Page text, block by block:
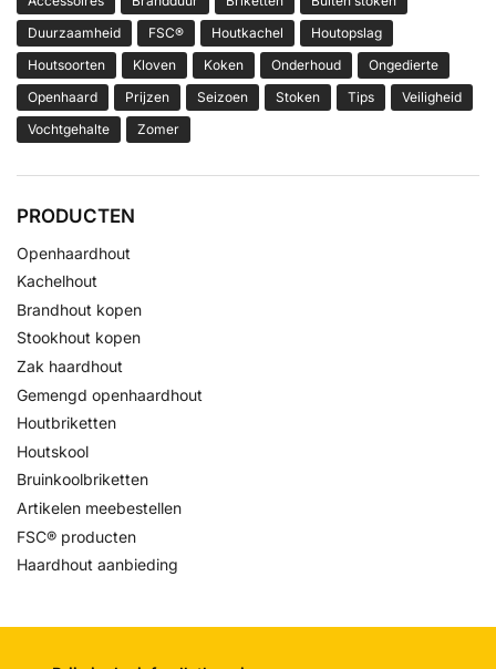
Duurzaamheid
FSC® Houtkachel
Houtopslag
Houtsoorten
Kloven Koken Onderhoud
Ongedierte
Openhaard
Prijzen Seizoen Stoken Tips
Veiligheid
Vochtgehalte
Zomer
PRODUCTEN
Openhaardhout
Kachelhout
Brandhout kopen
Stookhout kopen
Zak haardhout
Gemengd openhaardhout
Houtbriketten
Houtskool
Bruinkoolbriketten
Artikelen meebestellen
FSC® producten
Haardhout aanbieding